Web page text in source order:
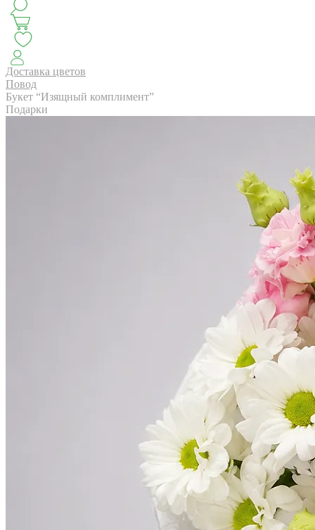
АВТОРСКИЕ БУКЕТЫ
ЦВЕТЫ
Доставка цветов
Повод
Букет “Изящный комплимент”
Подарки